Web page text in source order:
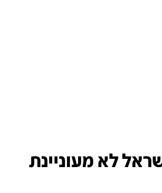
לא מעוניינת